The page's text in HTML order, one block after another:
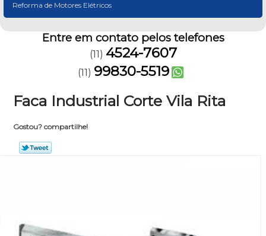
Reforma de Motores Elétricos
Entre em contato pelos telefones
(11) 4524-7607
(11) 99830-5519
Faca Industrial Corte Vila Rita
Gostou? compartilhe!